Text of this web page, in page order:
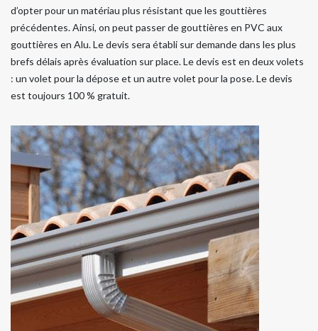
d’opter pour un matériau plus résistant que les gouttières
précédentes. Ainsi, on peut passer de gouttières en PVC aux
gouttières en Alu. Le devis sera établi sur demande dans les plus
brefs délais après évaluation sur place. Le devis est en deux volets
: un volet pour la dépose et un autre volet pour la pose. Le devis
est toujours 100 % gratuit.